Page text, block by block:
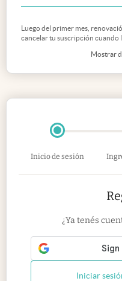
Mostrar
Luego del primer mes,
cancelar tu suscripción cuando
Inicio de sesión
¿Ya tenés
Iniciar